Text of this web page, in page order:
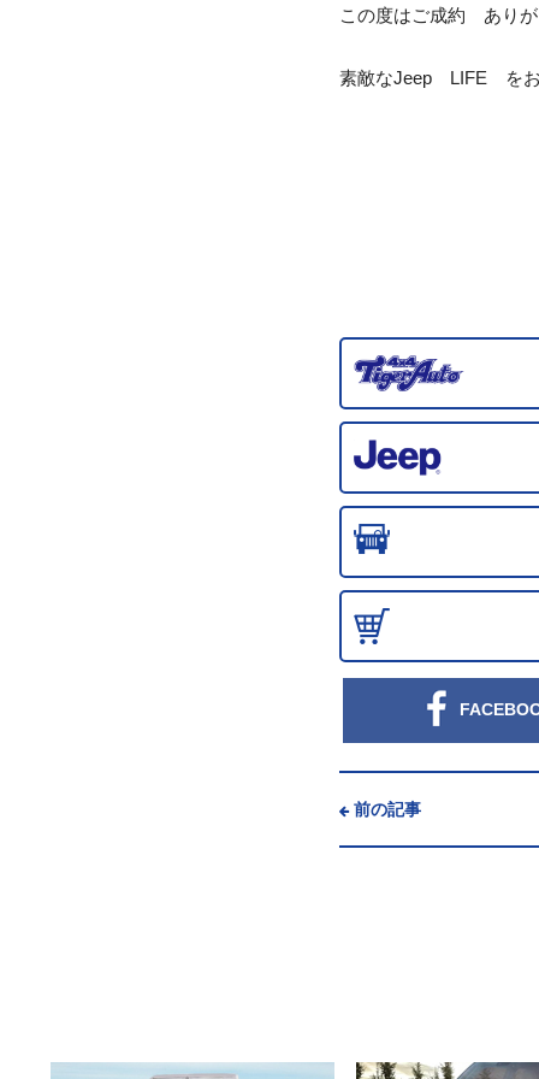
この度はご成約 あり
素敵なJeep LIFE をお
前の記事